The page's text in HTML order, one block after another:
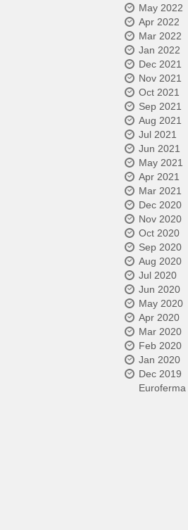
May 2022
Apr 2022
Mar 2022
Jan 2022
Dec 2021
Nov 2021
Oct 2021
Sep 2021
Aug 2021
Jul 2021
Jun 2021
May 2021
Apr 2021
Mar 2021
Dec 2020
Nov 2020
Oct 2020
Sep 2020
Aug 2020
Jul 2020
Jun 2020
May 2020
Apr 2020
Mar 2020
Feb 2020
Jan 2020
Dec 2019